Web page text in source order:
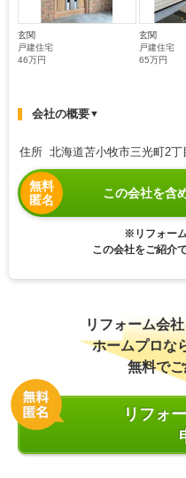
玄関
戸建住宅
46万円
玄関
戸建住宅
65万円
会社の概要▼
住所 北海道苫小牧市三光町2丁
無料
匿名
この会社を含
※リフォー
この会社をご紹介
リフォーム会
ホームプロな
無料でご
リフォ